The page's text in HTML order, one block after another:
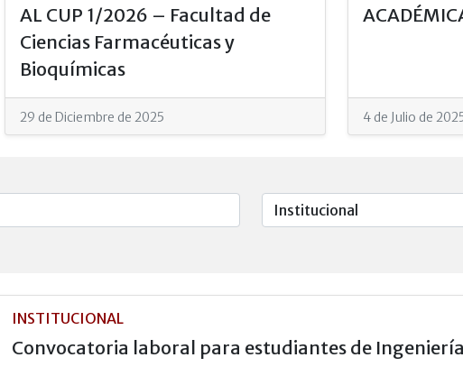
AL CUP 1/2026 – Facultad de
Ciencias Farmacéuticas y
Bioquímicas
29 de Diciembre de 2025 4 de Julio de
INSTITUCIONAL
Convocatoria laboral para estudiantes de